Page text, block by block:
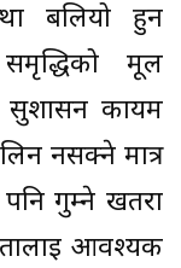
बलियो हुन
मूल
कायम
नसक्ने मात्र
पनि गुम्ने खतरा
आवश्यक